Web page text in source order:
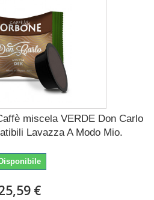
miscela VERDE Don Carlo
Lavazza A Modo Mio.
Disponibile
€